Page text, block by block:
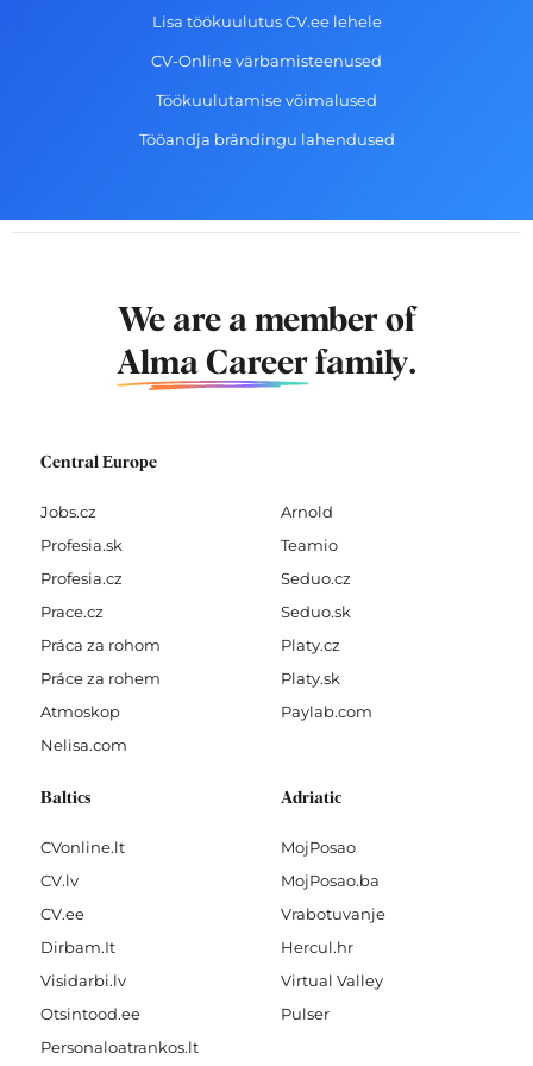
Lisa töökuulutus CV.ee lehele
CV-Online värbamisteenused
Töökuulutamise võimalused
Tööandja brändingu lahendused
We are a member of
Alma Career family.
Central Europe
Jobs.cz
Profesia.sk
Profesia.cz
Prace.cz
Práca za rohom
Práce za rohem
Atmoskop
Nelisa.com
Arnold
Teamio
Seduo.cz
Seduo.sk
Platy.cz
Platy.sk
Paylab.com
Baltics
CVonline.lt
CV.lv
CV.ee
Dirbam.It
Visidarbi.lv
Otsintood.ee
Personaloatrankos.lt
Adriatic
MojPosao
MojPosao.ba
Vrabotuvanje
Hercul.hr
Virtual Valley
Pulser